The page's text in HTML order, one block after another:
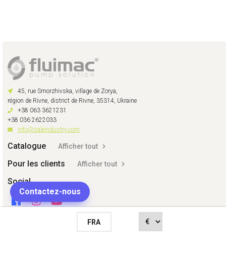
FRA
45, rue Smorzhivska, village de Zorya,
région de Rivne, district de Rivne, 35314, Ukraine
+38 063 3621231
+38 036 2622033
info@saleindustry.com
Catalogue Afficher tout
Pour les clients Afficher tout
Social
Contactez-nous